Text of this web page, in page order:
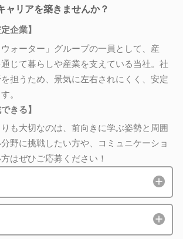
ャリアを築きませんか？
企業】
ウォーター」グループの一員として、産
じて暮らしや産業を支えている当社。社
担うため、景気に左右されにくく、安定
。
きる】
も大切なのは、前向きに学ぶ姿勢と周囲
野に挑戦したい方や、コミュニケーショ
はぜひご応募ください！